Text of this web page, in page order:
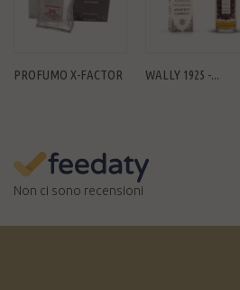
PROFUMO X-FACTOR WALLY 1925 -...
Non ci sono recensioni